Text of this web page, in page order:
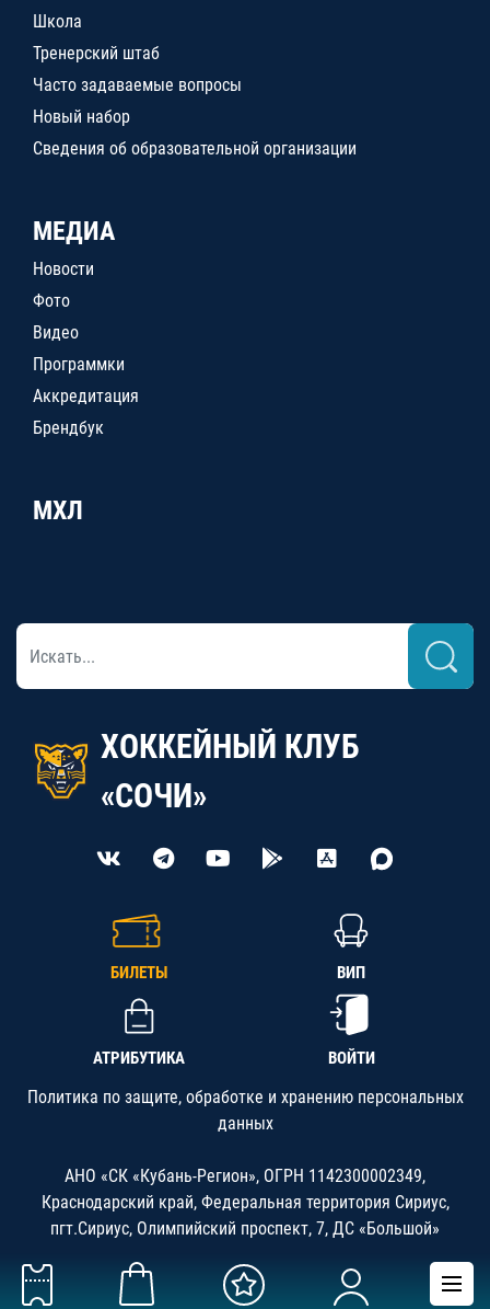
Школа
Тренерский штаб
Часто задаваемые вопросы
Новый набор
Сведения об образовательной организации
МЕДИА
Новости
Фото
Видео
Программки
Аккредитация
Брендбук
МХЛ
ХОККЕЙНЫЙ КЛУБ
«СОЧИ»
БИЛЕТЫ ВИП
АТРИБУТИКА ВОЙТИ
Политика по защите, обработке и хранению персональных
данных
АНО «СК «Кубань-Регион», ОГРН 1142300002349,
Краснодарский край, Федеральная территория Сириус,
пгт.Сириус, Олимпийский проспект, 7, ДС «Большой»